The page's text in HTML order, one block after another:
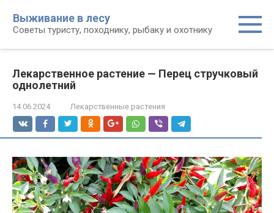
контенту
Выживание в лесу
Советы туристу, походнику, рыбаку и охотнику
Лекарственное растение — Перец стручковый
однолетний
14.06.2024 Лекарственные растения